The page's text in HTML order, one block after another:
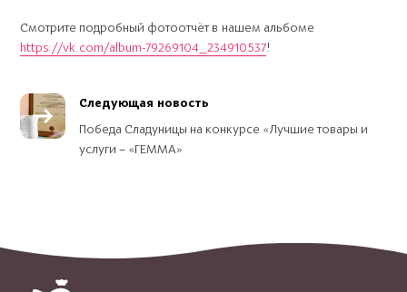
Смотрите подробный фотоотчёт в нашем альбоме
https://vk.com/album-79269104_234910537!
Следующая новость
Победа Сладуницы на конкурсе «Лучшие товары и
услуги – «ГЕММА»